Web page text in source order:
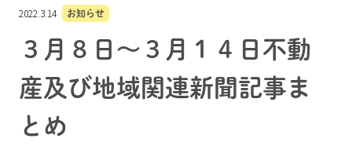
2022.3.14 お知らせ
３月８日～３月１４日不動
産及び地域関連新聞記事ま
とめ